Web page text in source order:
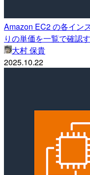
Amazon EC2 の各イン
りの単価を一覧で確認
大村 保貴
2025.10.22